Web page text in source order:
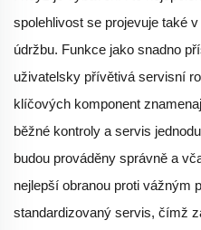
spolehlivost se projevuje také
údržbu. Funkce jako snadno
uživatelsky přívětivá servisní
klíčových komponent
běžné kontroly a servis
budou prováděny správně a
nejlepší obranou proti vážným
standardizovaný servis, čímž